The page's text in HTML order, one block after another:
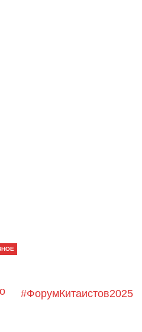
️#ФорумКитаистов2025